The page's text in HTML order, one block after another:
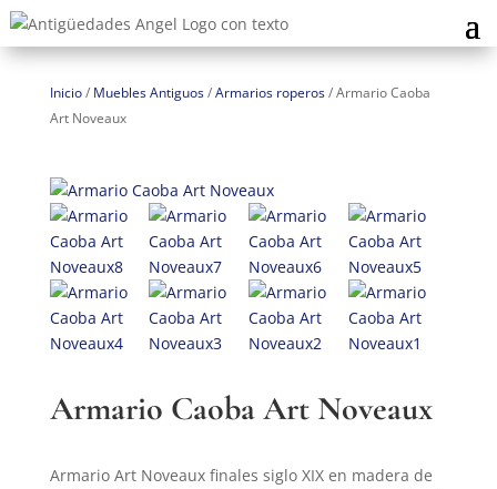
Inicio/ Muebles Antiguos/Armarios roperos/Armario Caoba
Art Noveaux
Armario Caoba Art Noveaux
Armario Art Noveaux finales siglo XIX en madera de